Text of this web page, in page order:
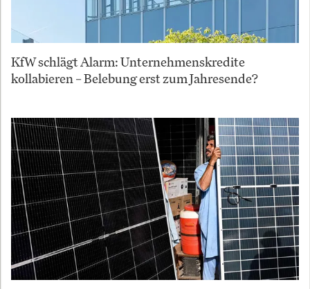
KfW schlägt Alarm: Unternehmenskredite
kollabieren – Belebung erst zum Jahresende?